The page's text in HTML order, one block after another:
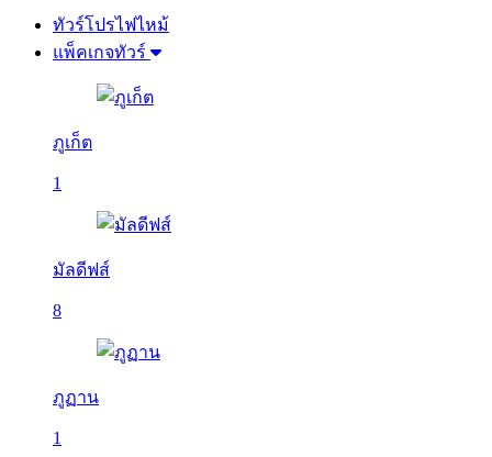
ทัวร์โปรไฟไหม้
แพ็คเกจทัวร์
ภูเก็ต
1
มัลดีฟส์
8
ภูฏาน
1